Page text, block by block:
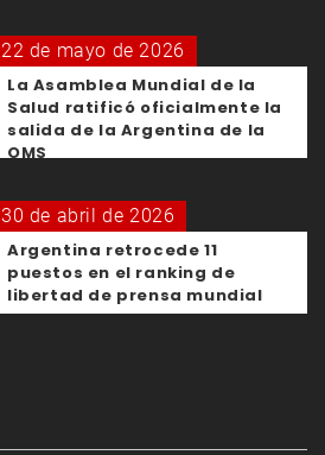
22 de mayo de 2026
La Asamblea Mundial de la
Salud ratificó oficialmente la
salida de la Argentina de la
OMS
30 de abril de 2026
Argentina retrocede 11
puestos en el ranking de
libertad de prensa mundial